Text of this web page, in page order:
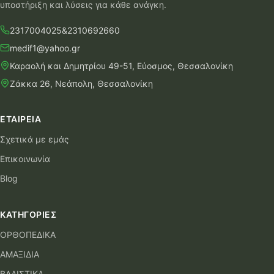
υποστήριξη και λύσεις για κάθε ανάγκη.
2317004025&2310692660
medif1@yahoo.gr
Καραολή και Δημητρίου 49-51, Εύοσμος, Θεσσαλονίκη
Ζάκκα 26, Νεάπολη, Θεσσαλονίκη
ΕΤΑΙΡΕΊΑ
Σχετικά με εμάς
Επικοινωνία
Blog
ΚΑΤΗΓΟΡΊΕΣ
ΟΡΘΟΠΕΔΙΚΑ
ΑΜΑΞΙΔΙΑ